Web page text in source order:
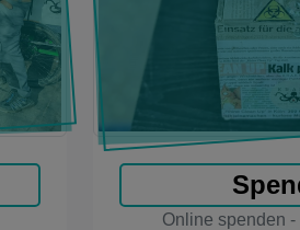
Online spenden